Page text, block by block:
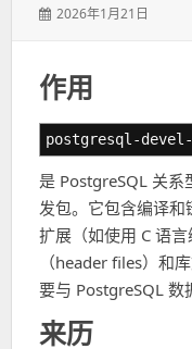
发
2026年1月21日
作用
postgresql-
是 PostgreSQL 关
发包。它包含编译和
扩展（如使用 C 语
（header files）和
要与 PostgreSQL 数
来历